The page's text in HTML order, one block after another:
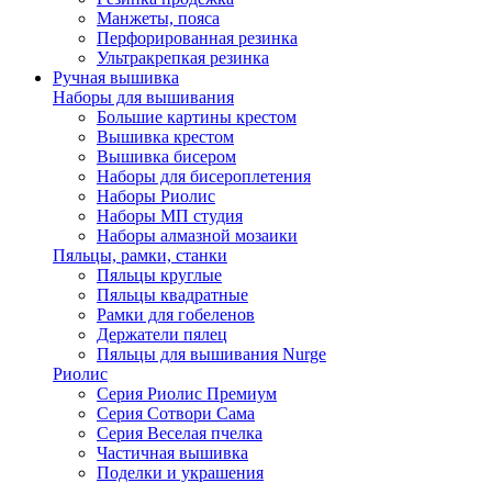
Манжеты, пояса
Перфорированная резинка
Ультракрепкая резинка
Ручная вышивка
Наборы для вышивания
Большие картины крестом
Вышивка крестом
Вышивка бисером
Наборы для бисероплетения
Наборы Риолис
Наборы МП студия
Наборы алмазной мозаики
Пяльцы, рамки, станки
Пяльцы круглые
Пяльцы квадратные
Рамки для гобеленов
Держатели пялец
Пяльцы для вышивания Nurge
Риолис
Серия Риолис Премиум
Серия Сотвори Сама
Серия Веселая пчелка
Частичная вышивка
Поделки и украшения